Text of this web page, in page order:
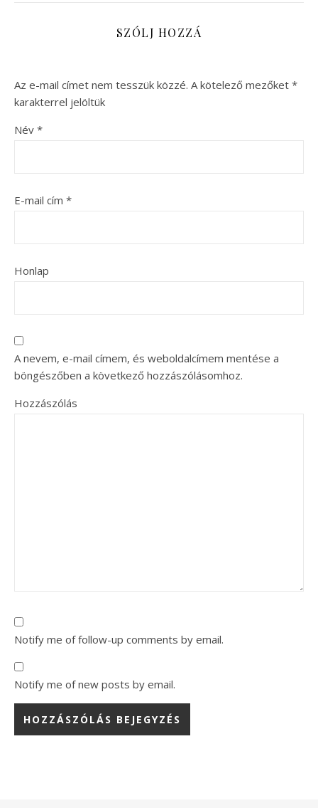
SZÓLJ HOZZÁ
Az e-mail címet nem tesszük közzé. A kötelező mezőket *
karakterrel jelöltük
Név *
E-mail cím *
Honlap
A nevem, e-mail címem, és weboldalcímem mentése a
böngészőben a következő hozzászólásomhoz.
Hozzászólás
Notify me of follow-up comments by email.
Notify me of new posts by email.